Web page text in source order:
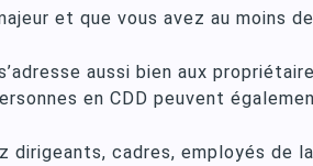
et que vous avez au moins
aussi bien aux
en CDD peuvent
dirigeants, cadres, employés de